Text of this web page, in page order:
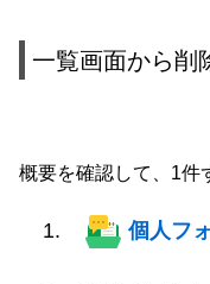
一覧画面から削
概要を確認して、1件
個人フ